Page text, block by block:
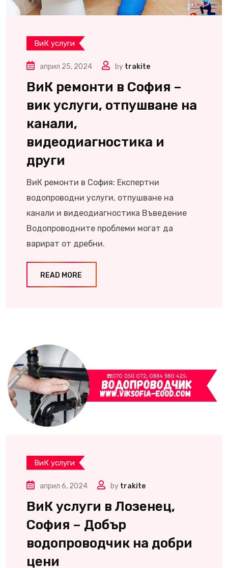
ВиК услуги
април 25, 2024 by trakite
ВиК ремонти в София –
вик услуги, отпушване на
канали,
видеодиагностика и
други
ВиК ремонти в София: Експертни
водопроводни услуги, отпушване на
канали и видеодиагностика Въведение
Водопроводните проблеми могат да
варират от дребни.
READ MORE
ВиК услуги
април 6, 2024 by trakite
ВиК услуги в Лозенец,
София – Добър
водопроводчик на добри
цени